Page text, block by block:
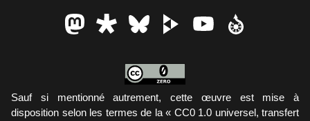
Sauf si mentionné autrement, cette œuvre est mise à
disposition selon les termes de la « CC0 1.0 universel, transfert